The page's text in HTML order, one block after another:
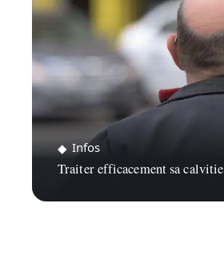
Infos
Traiter efficacement sa calvitie